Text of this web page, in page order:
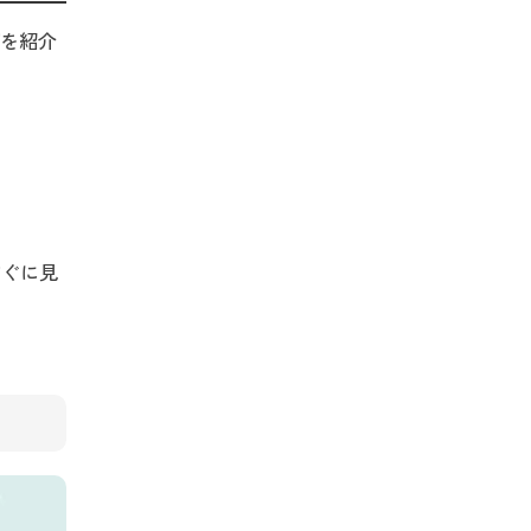
紹介
に見